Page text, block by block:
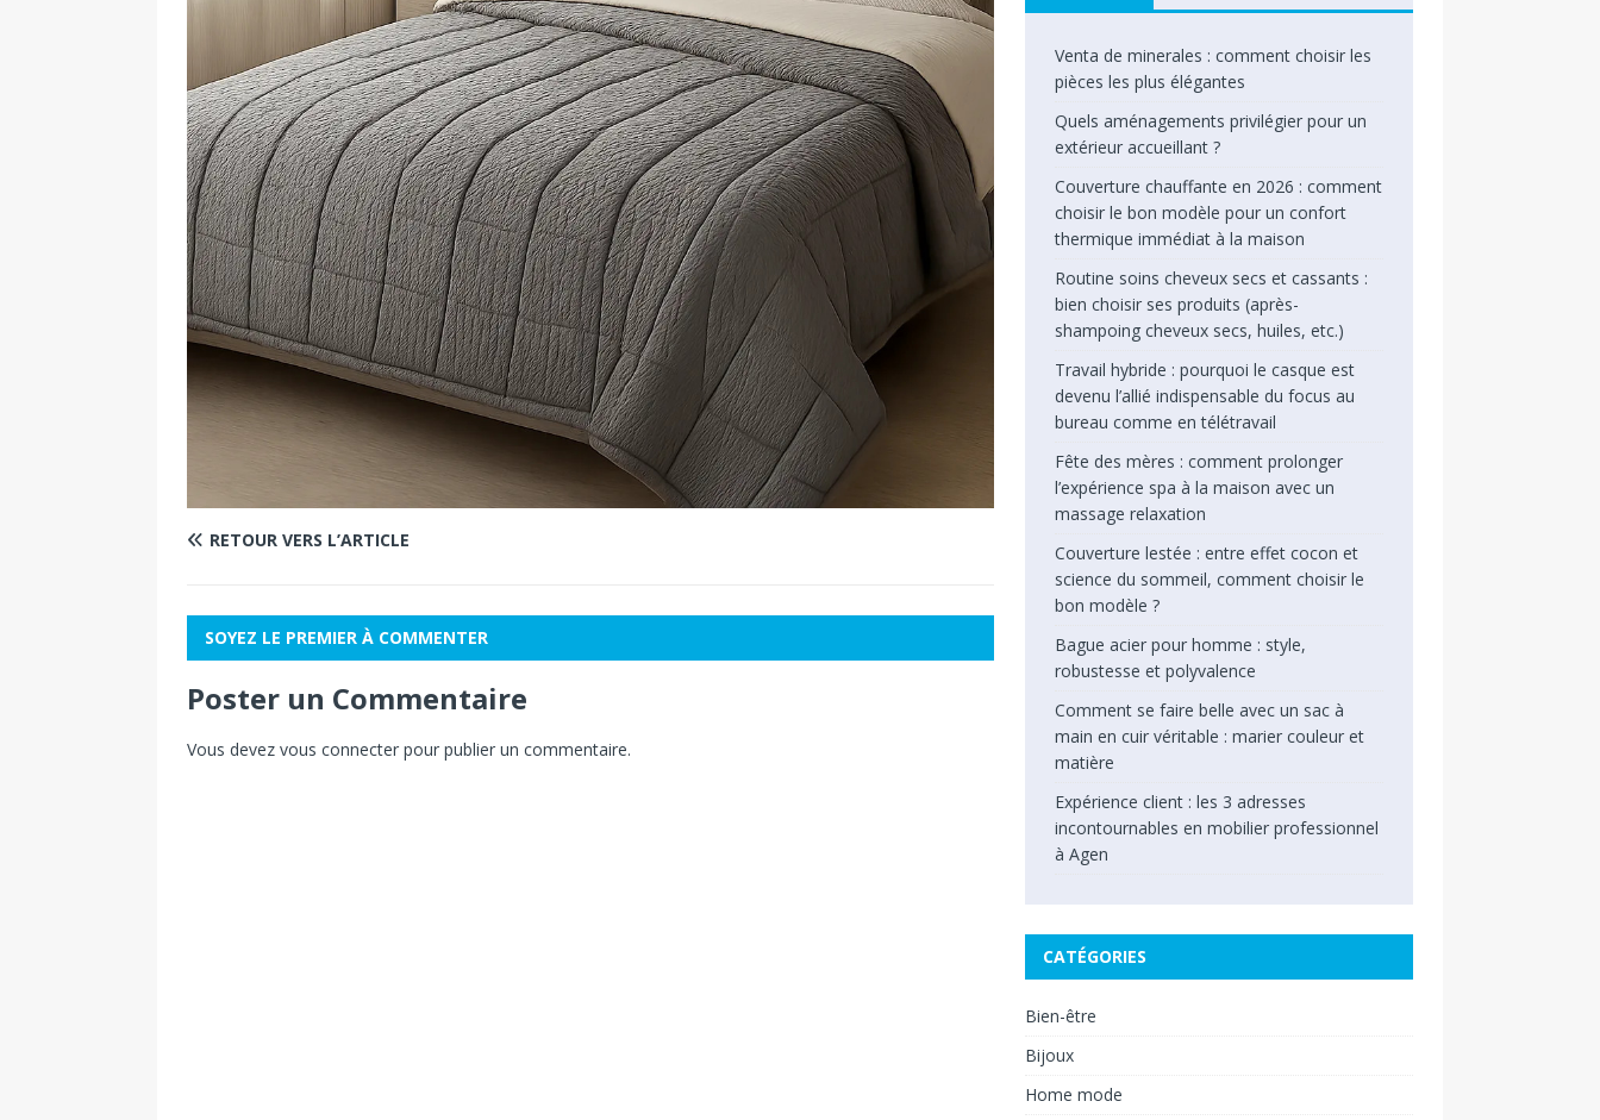
RETOUR VERS L’ARTICLE
SOYEZ LE PREMIER À COMMENTER
Poster un Commentaire
Vous devez vous connecter pour publier un commentaire.
Venta de minerales : comment choisir les
pièces les plus élégantes
Quels aménagements privilégier pour un
extérieur accueillant ?
Couverture chauffante en 2026 : comment
choisir le bon modèle pour un confort
thermique immédiat à la maison
Routine soins cheveux secs et cassants :
bien choisir ses produits (après-
shampoing cheveux secs, huiles, etc.)
Travail hybride : pourquoi le casque est
devenu l’allié indispensable du focus au
bureau comme en télétravail
Fête des mères : comment prolonger
l’expérience spa à la maison avec un
massage relaxation
Couverture lestée : entre effet cocon et
science du sommeil, comment choisir le
bon modèle ?
Bague acier pour homme : style,
robustesse et polyvalence
Comment se faire belle avec un sac à
main en cuir véritable : marier couleur et
matière
Expérience client : les 3 adresses
incontournables en mobilier professionnel
à Agen
CATÉGORIES
Bien-être
Bijoux
Home mode